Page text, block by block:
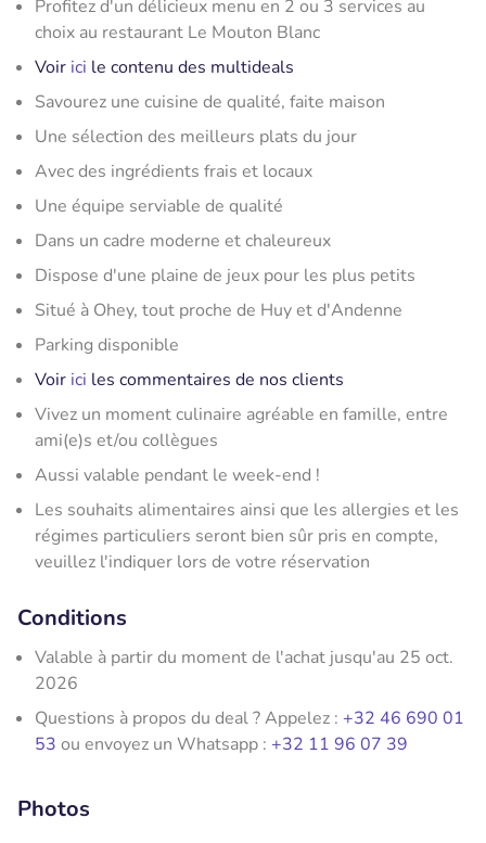
Profitez d'un délicieux menu en 2 ou 3 services au
choix au restaurant Le Mouton Blanc
Voir ici le contenu des multideals
Savourez une cuisine de qualité, faite maison
Une sélection des meilleurs plats du jour
Avec des ingrédients frais et locaux
Une équipe serviable de qualité
Dans un cadre moderne et chaleureux
Dispose d'une plaine de jeux pour les plus petits
Situé à Ohey, tout proche de Huy et d'Andenne
Parking disponible
Voir ici les commentaires de nos clients
Vivez un moment culinaire agréable en famille, entre
ami(e)s et/ou collègues
Aussi valable pendant le week-end !
Les souhaits alimentaires ainsi que les allergies et les
régimes particuliers seront bien sûr pris en compte,
veuillez l'indiquer lors de votre réservation
Conditions
Valable à partir du moment de l'achat jusqu'au 25 oct.
2026
Questions à propos du deal ? Appelez : +32 46 690 01
53 ou envoyez un Whatsapp : +32 11 96 07 39
Photos